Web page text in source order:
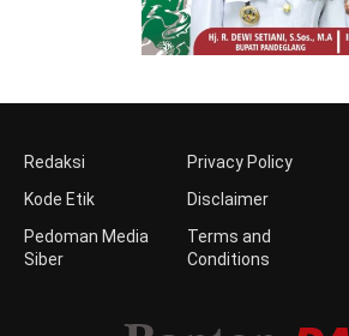
Redaksi
Kode Etik
Pedoman Media
Siber
Privacy Policy
Disclaimer
Terms and
Conditions